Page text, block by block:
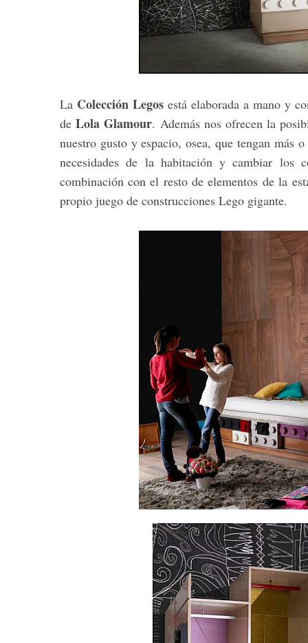
La Colección Legos está elaborada a mano y
de Lola Glamour. Además nos ofrecen la
nuestro gusto y espacio, osea, que tengan más
necesidades de la habitación y cambiar los
combinación con el resto de elementos de la
propio juego de construcciones Lego gigante.